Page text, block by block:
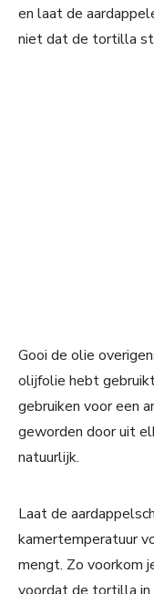
en laat de
niet dat de tortilla
Gooi de olie
olijfolie hebt
gebruiken voor een
geworden door uit
natuurlijk.
Laat de
kamertemperatuur
mengt. Zo voorkom